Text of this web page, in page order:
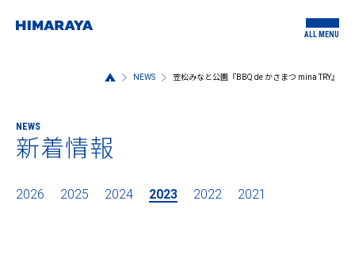
ALL MENU
NEWS 笠松みなと公園『BBQ de かさまつ mina TRY』
NEWS
新着情報
2026 2025 2024 2023 2022 2021